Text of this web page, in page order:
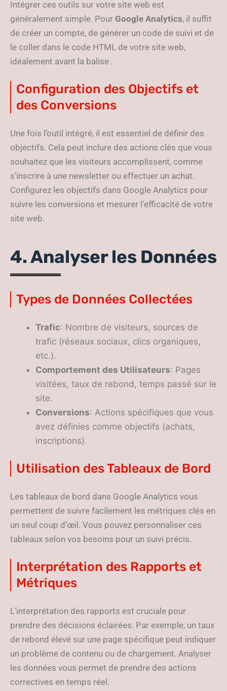
Intégrer ces outils sur votre site web est
généralement simple. Pour Google Analytics, il suffit
de créer un compte, de générer un code de suivi et de
le coller dans le code HTML de votre site web,
idéalement avant la balise .
Configuration des Objectifs et
des Conversions
Une fois l’outil intégré, il est essentiel de définir des
objectifs. Cela peut inclure des actions clés que vous
souhaitez que les visiteurs accomplissent, comme
s’inscrire à une newsletter ou effectuer un achat.
Configurez les objectifs dans Google Analytics pour
suivre les conversions et mesurer l’efficacité de votre
site web.
4. Analyser les Données
Types de Données Collectées
Trafic: Nombre de visiteurs, sources de
trafic (réseaux sociaux, clics organiques,
etc.).
Comportement des Utilisateurs: Pages
visitées, taux de rebond, temps passé sur le
site.
Conversions: Actions spécifiques que vous
avez définies comme objectifs (achats,
inscriptions).
Utilisation des Tableaux de Bord
Les tableaux de bord dans Google Analytics vous
permettent de suivre facilement les métriques clés en
un seul coup d’œil. Vous pouvez personnaliser ces
tableaux selon vos besoins pour un suivi précis.
Interprétation des Rapports et
Métriques
L’interprétation des rapports est cruciale pour
prendre des décisions éclairées. Par exemple, un taux
de rebond élevé sur une page spécifique peut indiquer
un problème de contenu ou de chargement. Analyser
les données vous permet de prendre des actions
correctives en temps réel.